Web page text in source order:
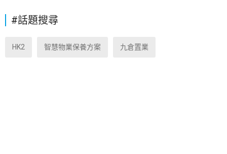
#話題搜尋
HK2 智慧物業保養方案 九倉置業